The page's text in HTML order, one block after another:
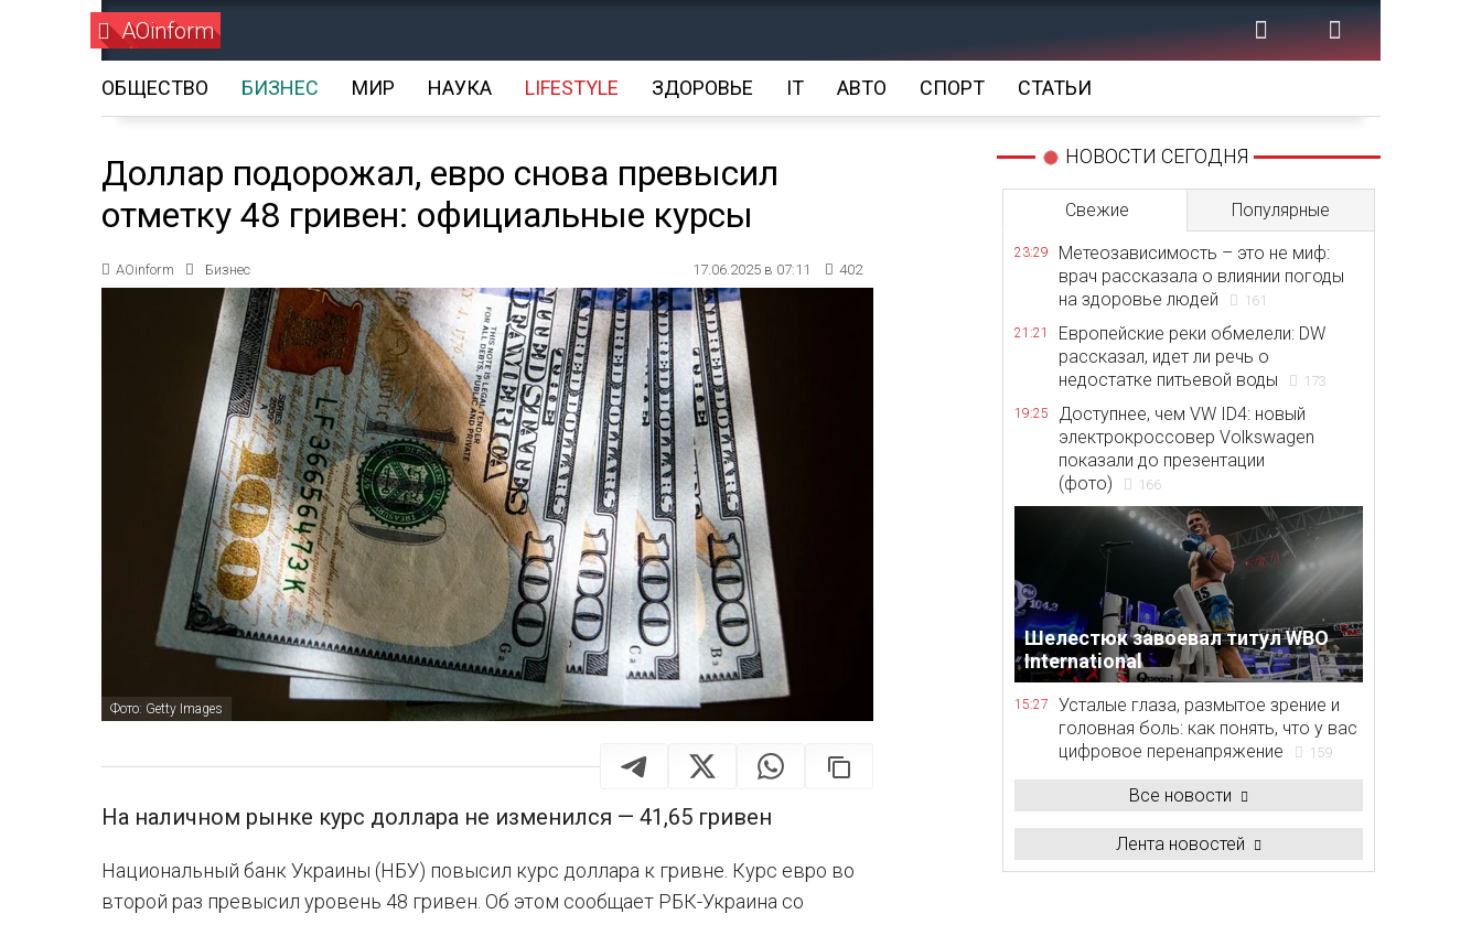
AOinform
ОБЩЕСТВО БИЗНЕС МИР НАУКА LIFESTYLE ЗДОРОВЬЕ IT АВТО СПОРТ СТАТЬИ
Доллар подорожал, евро снова превысил
отметку 48 гривен: официальные курсы
AOinform Бизнес 17.06.2025 в 07:11 402
Фото: Getty Images
На наличном рынке курс доллара не изменился — 41,65 гривен
Национальный банк Украины (НБУ) повысил курс доллара к гривне. Курс евро во
второй раз превысил уровень 48 гривен. Об этом сообщает РБК-Украина со
НОВОСТИ СЕГОДНЯ
Свежие Популярные
23:29
Метеозависимость – это не миф:
врач рассказала о влиянии погоды
на здоровье людей
161
21:21
Европейские реки обмелели: DW
рассказал, идет ли речь о
недостатке питьевой воды
173
19:25
Доступнее, чем VW ID4: новый
электрокроссовер Volkswagen
показали до презентации
(фото)
166
Шелестюк завоевал титул WBO
International
15:27
Усталые глаза, размытое зрение и
головная боль: как понять, что у вас
цифровое перенапряжение
159
Все новости
Лента новостей